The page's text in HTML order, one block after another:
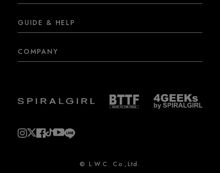
GUIDE & HELP
COMPANY
© L.W.C. Co.,Ltd.